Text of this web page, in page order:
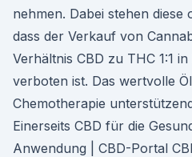
nehmen. Dabei stehen
dass der Verkauf von
Verhältnis CBD zu THC 1:1
verboten ist. Das wertvolle
Chemotherapie
Einerseits CBD für die
Anwendung | CBD-Portal